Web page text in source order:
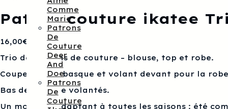
Comme
Marie
Patrons
De
Couture
Deer
And
Doe
Patrons
De
Couture
Patron couture ikatee
16,00€
Trio de patrons de couture – blouse, top et robe.
Coupe ample, basque et volant devant pour la
Bas de manche volantés.
Un modèle s’adaptant à toutes les saisons : été